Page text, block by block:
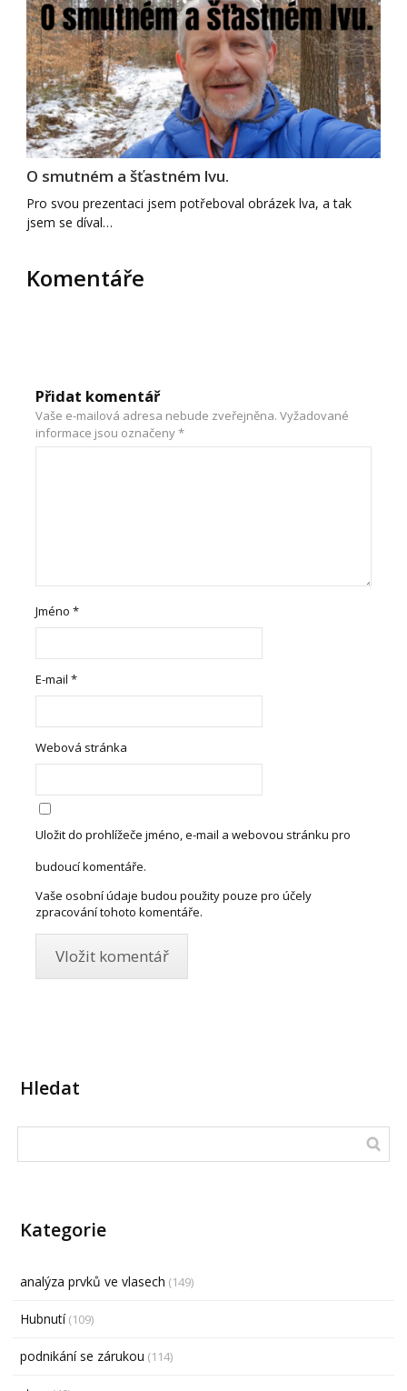
O smutném a šťastném lvu.
Pro svou prezentaci jsem potřeboval obrázek lva, a tak
jsem se díval…
Komentáře
Přidat komentář
Vaše e-mailová adresa nebude zveřejněna. Vyžadované
informace jsou označeny*
Jméno*
E-mail*
Webová stránka
Uložit do prohlížeče jméno, e-mail a webovou stránku pro
budoucí komentáře.
Vaše osobní údaje budou použity pouze pro účely
zpracování tohoto komentáře.
Hledat
Kategorie
analýza prvků ve vlasech (149)
Hubnutí(109)
podnikání se zárukou (114)